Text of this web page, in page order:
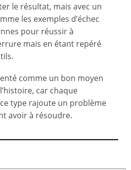
le résultat, mais avec un
les exemples d’échec
pour réussir à
mais en étant repéré
comme un bon moyen
car chaque
type rajoute un problème
avoir à résoudre.